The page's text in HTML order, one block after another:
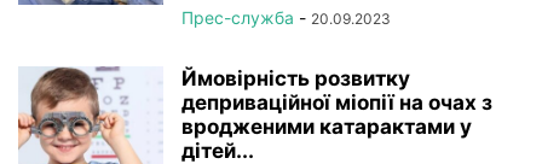
Прес-служба - 20.09.2023
Ймовірність розвитку
деприваційної міопії на очах з
вродженими катарактами у
дітей...